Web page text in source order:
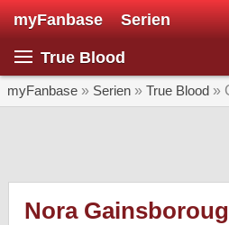
myFanbase Serien
True Blood
myFanbase » Serien » True Blood »
Nora
Serie
SERIEN